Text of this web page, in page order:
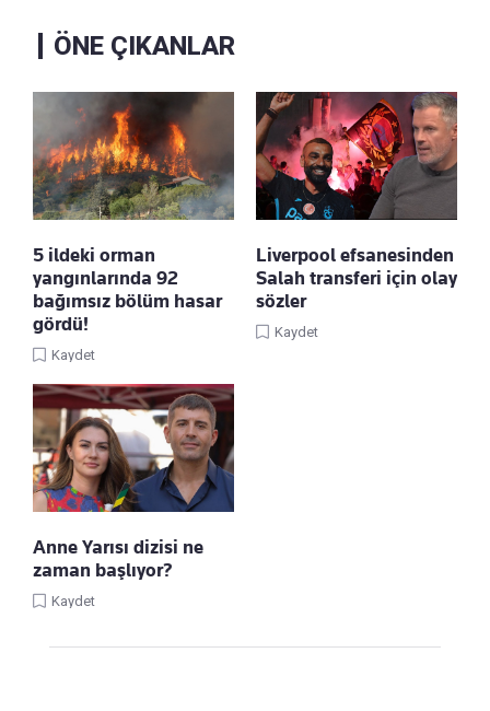
ÖNE ÇIKANLAR
5 ildeki orman
yangınlarında 92
bağımsız bölüm hasar
gördü!
Kaydet
Liverpool efsanesinden
Salah transferi için olay
sözler
Kaydet
Anne Yarısı dizisi ne
zaman başlıyor?
Kaydet